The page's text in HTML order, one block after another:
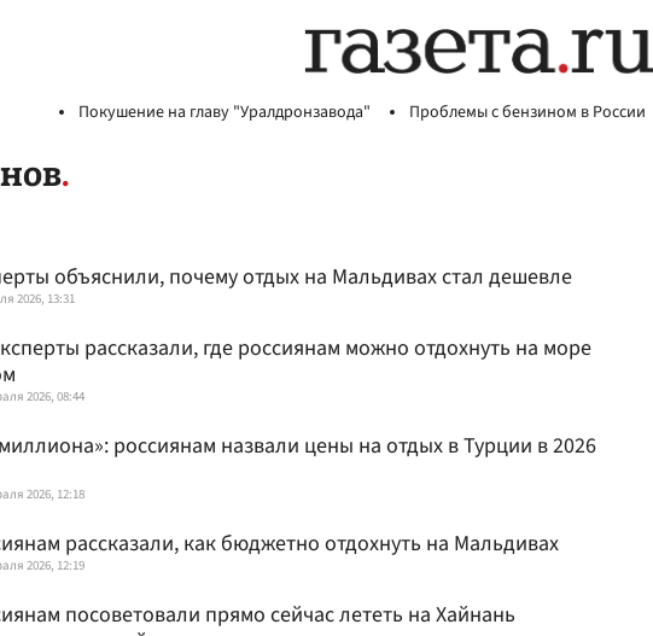
Покушение на главу "Уралдронзавода" Проблемы с бензином в России
объяснили, почему отдых на Мальдивах стал дешевле
2026, 13:31
рассказали, где россиянам можно отдохнуть на море
2026, 08:44
россиянам назвали цены на отдых в Турции в 2026
2026, 12:18
рассказали, как бюджетно отдохнуть на Мальдивах
2026, 12:19
посоветовали прямо сейчас лететь на Хайнань